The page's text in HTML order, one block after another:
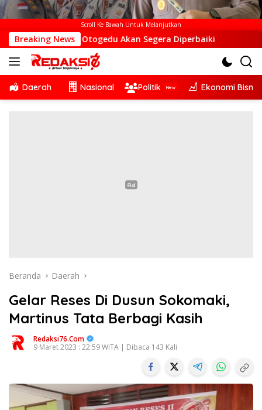
Scroll Ke Bawah Untuk Melanjutkan
Breaking News
Desa Otogedu Akan Segera Diperbaiki Sinergi
Daerah Nasional Politik Ekonomi Bisnis
Beranda Daerah
Gelar Reses Di Dusun Sokomaki,
Martinus Tata Berbagi Kasih
Redaksi76.com
9 Maret 2023 : 22:59 WITA | Dibaca 143 Kali